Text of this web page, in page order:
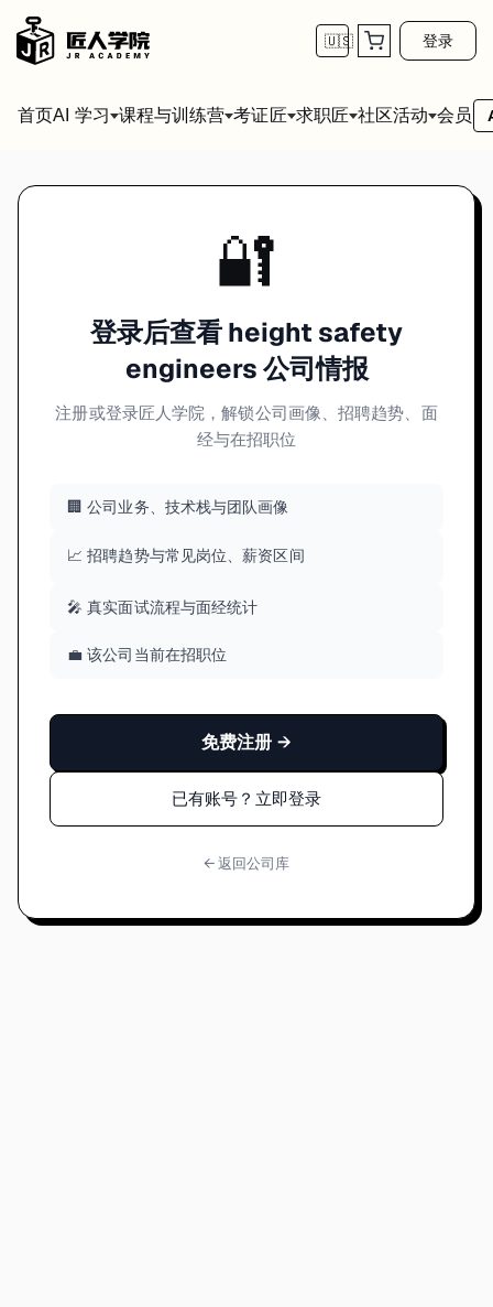
🇺🇸 登录
首页AI 学习 课程与训练营 考证匠 求职匠 社区活动 会员
🔐
登录后查看 height safety
engineers 公司情报
注册或登录匠人学院，解锁公司画像、招聘趋势、面
经与在招职位
🏢 公司业务、技术栈与团队画像
📈 招聘趋势与常见岗位、薪资区间
🎤 真实面试流程与面经统计
💼 该公司当前在招职位
免费注册 →
已有账号？立即登录
← 返回公司库